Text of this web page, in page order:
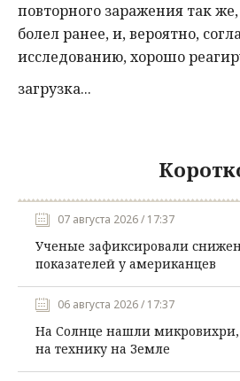
повторного заражения так
болел ранее, и, вероятно,
исследованию, хорошо
загрузка...
07 августа 2026 / 17:37
Ученые зафиксировали
показателей у американцев
06 августа 2026 / 17:37
На Солнце нашли микровихри,
на технику на Земле